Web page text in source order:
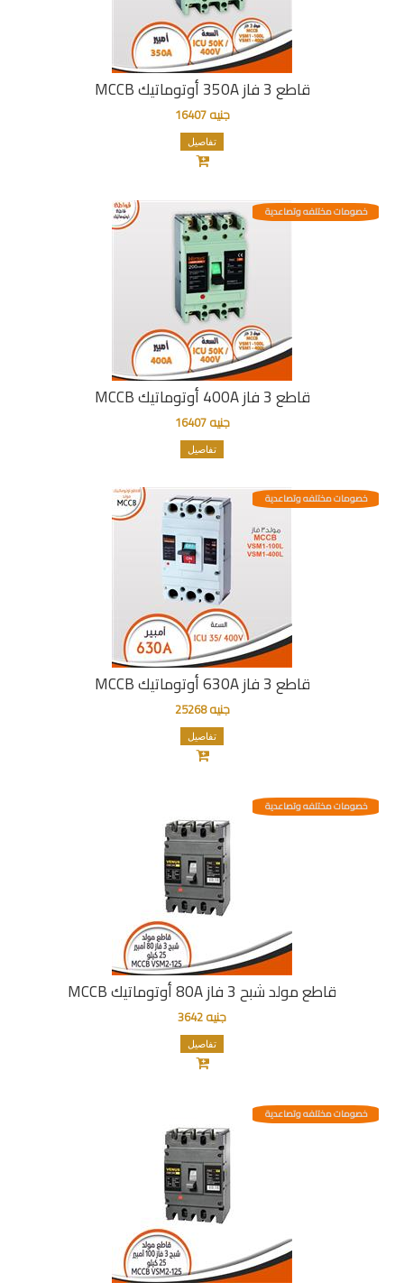
قاطع 3 فاز 350A أوتوماتيك MCCB
جنيه 16407
تفاصيل
قاطع 3 فاز 400A أوتوماتيك MCCB
خصومات مختلفه وتصاعدية
جنيه 16407
تفاصيل
قاطع 3 فاز 630A أوتوماتيك MCCB
خصومات مختلفه وتصاعدية
جنيه 25268
تفاصيل
قاطع مولد شبح 3 فاز 80A أوتوماتيك MCCB
خصومات مختلفه وتصاعدية
جنيه 3642
تفاصيل
خصومات مختلفه وتصاعدية